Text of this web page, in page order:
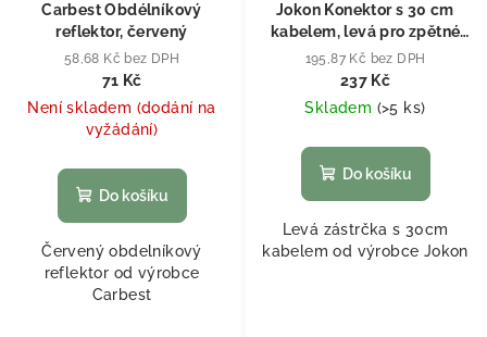
Carbest Obdélníkový
reflektor, červený
58,68 Kč bez DPH
71 Kč
Není skladem (dodání na
vyžádání)
Do košíku
Červený obdelníkový
reflektor od výrobce
Carbest
Jokon Konektor s 30 cm
kabelem, levá pro zpětné
světlo
195,87 Kč bez DPH
237 Kč
Skladem (>5 ks)
Do košíku
Levá zástrčka s 30cm
kabelem od výrobce Jokon